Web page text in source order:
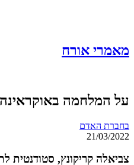
מאמרי אורח
על המלחמה
בחברת האדם
21/03/2022